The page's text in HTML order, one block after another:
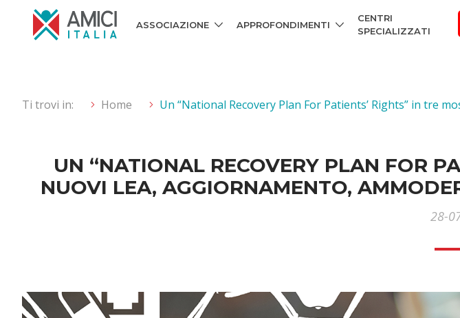
ASSOCIAZIONE APPROFONDIMENTI
CENTRI
SPECIALIZZATI
Ti trovi in: Home Un “National Recovery Plan For Patients’ Rights” in tre
UN “NATIONAL RECOVERY PLAN FOR
NUOVI LEA, AGGIORNAMENTO,
28-